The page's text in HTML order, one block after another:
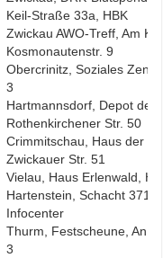
Keil-Straße 33a, HBK
Zwickau AWO-Treff, Am
Kosmonautenstr. 9
Obercrinitz, Soziales
3
Hartmannsdorf, Depot der
Rothenkirchener Str. 50
Crimmitschau, Haus der
Zwickauer Str. 51
Vielau, Haus Erlenwald,
Hartenstein, Schacht 371
Infocenter
Thurm, Festscheune, An
3